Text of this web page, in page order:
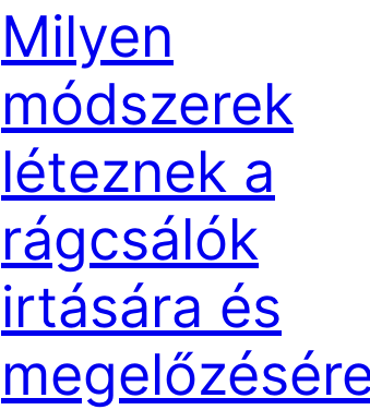
Milyen
módszerek
léteznek a
rágcsálók
irtására és